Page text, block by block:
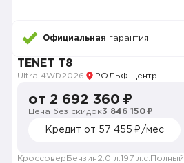
Официальная гарантия
TENET T8
Ultra 4WD2026 РОЛЬФ Центр
от 2 692 360 ₽
Цена без скидок3 846 150 ₽
Кредит от 57 455 ₽/мес
Кроссовер Бензин2.0 л. 197 л.с. Полный